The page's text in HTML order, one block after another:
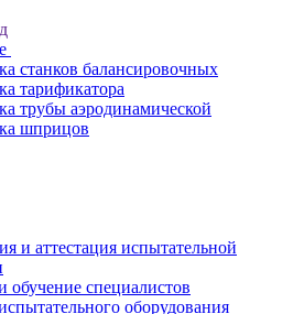
станков балансировочных
тарификатора
трубы аэродинамической
шприцов
и аттестация испытательной
обучение специалистов
оборудования